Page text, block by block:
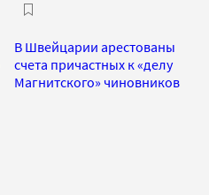
В Швейцарии арестованы
счета причастных к «делу
Магнитского» чиновников